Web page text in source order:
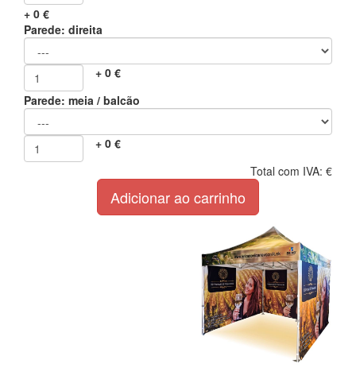
+ 0 €
Parede: direita
+ 0€
Parede: meia / balcão
+ 0€
Total com IVA: €
Adicionar ao carrinho